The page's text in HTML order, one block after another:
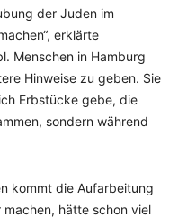
der Juden im
erklärte
Menschen in Hamburg
Hinweise zu geben. Sie
Erbstücke gebe, die
sondern während
kommt die Aufarbeitung
machen, hätte schon viel